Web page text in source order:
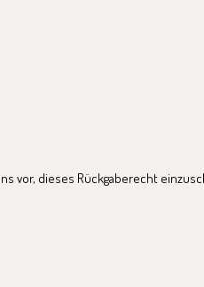
vor, dieses Rückgaberecht